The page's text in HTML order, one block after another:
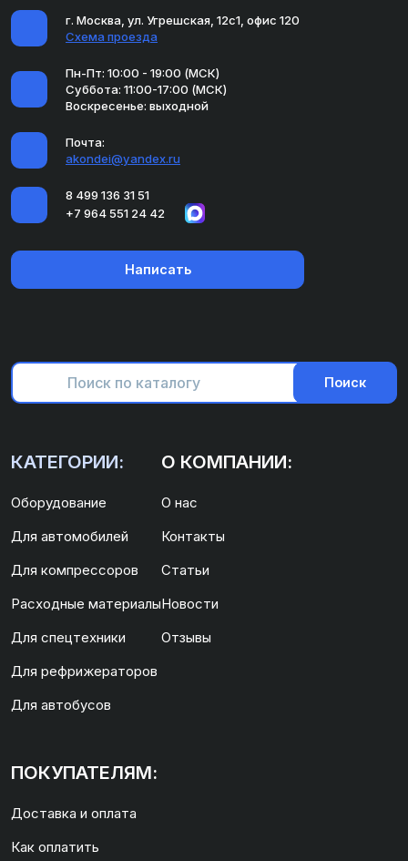
г. Москва, ул. Угрешская, 12с1, офис 120
Схема проезда
Пн-Пт: 10:00 - 19:00 (МСК)
Суббота: 11:00-17:00 (МСК)
Воскресенье: выходной
Почта:
akondei@yandex.ru
8 499 136 31 51
+7 964 551 24 42
Написать
Поиск
КАТЕГОРИИ:
Оборудование
Для автомобилей
Для компрессоров
Расходные материалы
Для спецтехники
Для рефрижераторов
Для автобусов
О КОМПАНИИ:
О нас
Контакты
Статьи
Новости
Отзывы
ПОКУПАТЕЛЯМ:
Доставка и оплата
Как оплатить